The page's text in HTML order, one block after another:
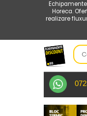
Horeca.
realizare